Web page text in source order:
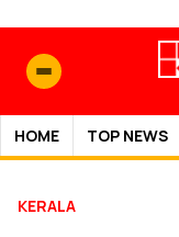
HOME TOP NEWS
KERALA